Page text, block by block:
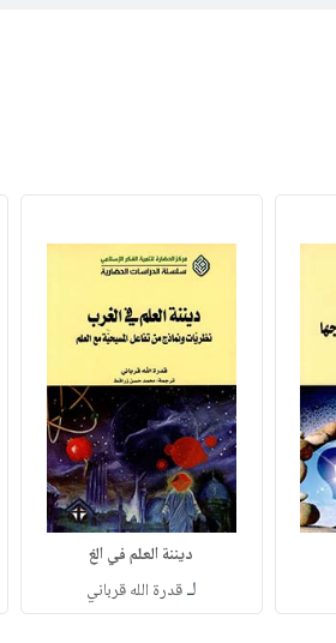
ديننة العلم في الغ
لـقدرة الله قرباني